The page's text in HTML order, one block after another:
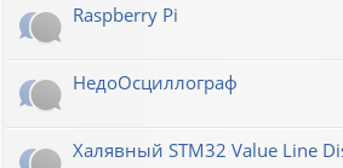
Raspberry Pi
НедоОсциллограф
Халявный STM32 Value Line